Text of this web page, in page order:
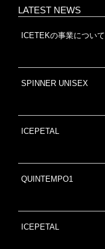
LATEST NEWS
ICETEKの事業について
SPINNER UNISEX
ICEPETAL
QUINTEMPO1
ICEPETAL